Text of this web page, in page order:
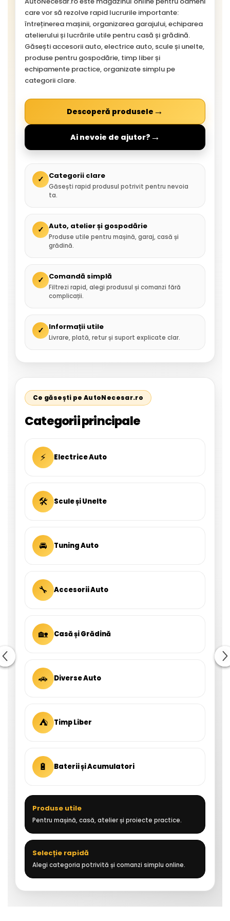
care vor să rezolve rapid lucrurile importante:
întreținerea mașinii, organizarea garajului, echiparea
atelierului și lucrările utile pentru casă și grădină.
Găsești accesorii auto, electrice auto, scule și unelte,
produse pentru gospodărie, timp liber și
echipamente practice, organizate simplu pe
categorii clare.
Descoperă produsele →
Ai nevoie de ajutor? →
✓ Categorii clare
Găsești rapid produsul potrivit pentru nevoia
ta.
✓ Auto, atelier și gospodărie
Produse utile pentru mașină, garaj, casă și
grădină.
✓ Comandă simplă
Filtrezi rapid, alegi produsul și comanzi fără
complicații.
✓ Informații utile
Livrare, plată, retur și suport explicate clar.
Ce găsești pe AutoNecesar.ro
Categorii principale
⚡ Electrice Auto
🛠 Scule și Unelte
🚘 Tuning Auto
🔧 Accesorii Auto
🏡 Casă și Grădină
🚗 Diverse Auto
⛺ Timp Liber
🔋 Baterii și Acumulatori
Produse utile
Pentru mașină, casă, atelier și proiecte practice.
Selecție rapidă
Alegi categoria potrivită și comanzi simplu online.